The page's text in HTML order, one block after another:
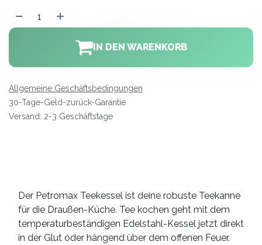
IN DEN WARENKORB
Allgemeine Geschäftsbedingungen
30-Tage-Geld-zurück-Garantie
Versand: 2-3 Geschäftstage
Der Petromax Teekessel ist deine robuste Teekanne
für die Draußen-Küche. Tee kochen geht mit dem
temperaturbeständigen Edelstahl-Kessel jetzt direkt
in der Glut oder hängend über dem offenen Feuer.